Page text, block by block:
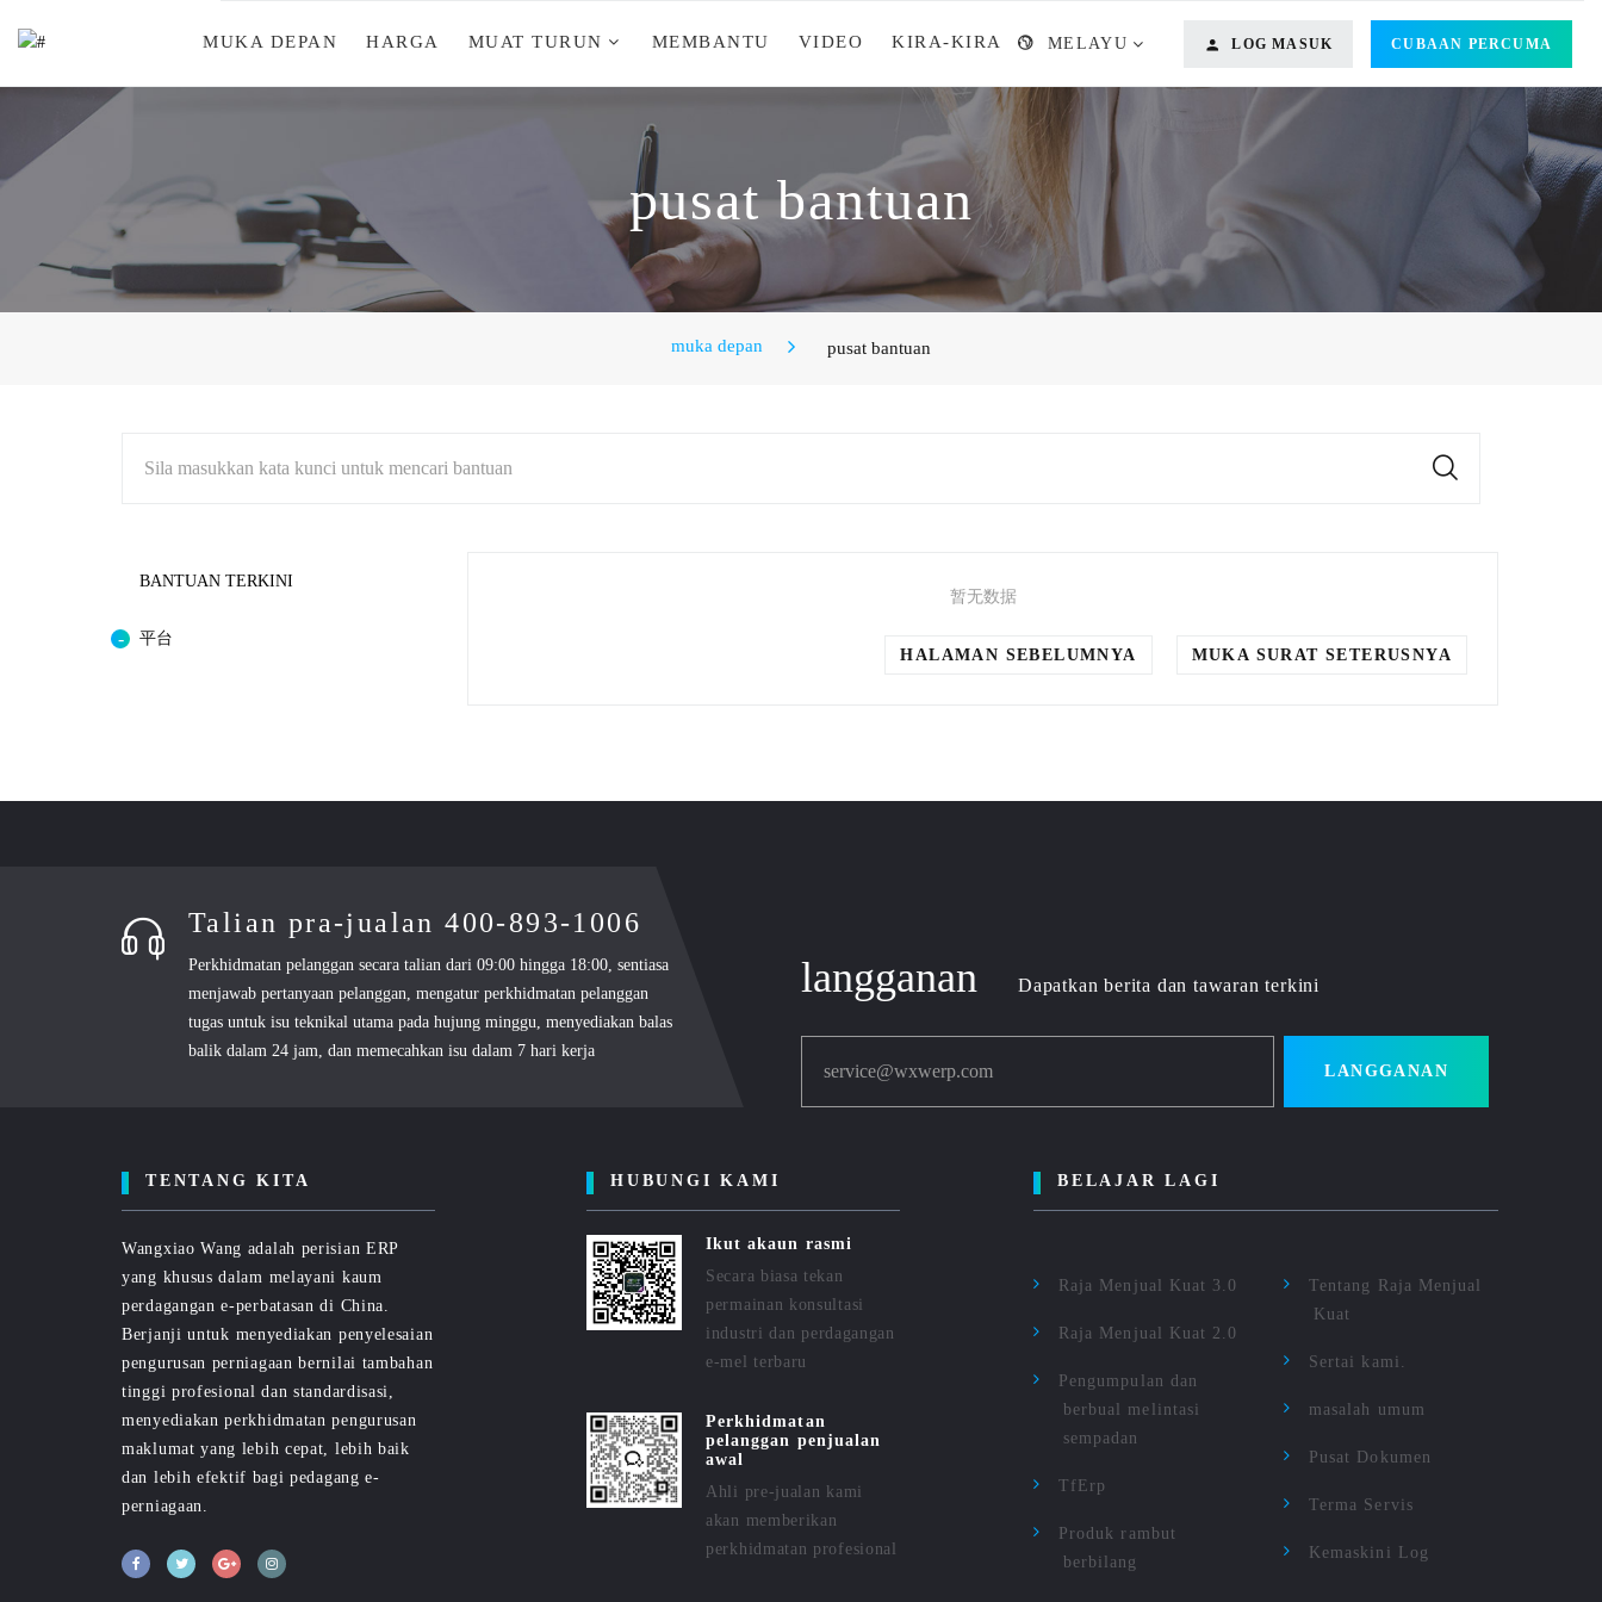
MELAYU LOG MASUK CUBAAN PERCUMA
MUKA DEPAN HARGA MUAT TURUN MEMBANTU VIDEO KIRA-KIRA
pusat bantuan
muka depan pusat bantuan
Sila masukkan kata kunci untuk mencari bantuan
BANTUAN TERKINI
平台
暂无数据
HALAMAN SEBELUMNYA MUKA SURAT SETERUSNYA
Talian pra-jualan 400-893-1006
Perkhidmatan pelanggan secara talian dari 09:00 hingga 18:00, sentiasa
menjawab pertanyaan pelanggan, mengatur perkhidmatan pelanggan
tugas untuk isu teknikal utama pada hujung minggu, menyediakan balas
balik dalam 24 jam, dan memecahkan isu dalam 7 hari kerja
langganan Dapatkan berita dan tawaran terkini
service@wxwerp.com LANGGANAN
TENTANG KITA
Wangxiao Wang adalah perisian ERP
yang khusus dalam melayani kaum
perdagangan e-perbatasan di China.
Berjanji untuk menyediakan penyelesaian
pengurusan perniagaan bernilai tambahan
tinggi profesional dan standardisasi,
menyediakan perkhidmatan pengurusan
maklumat yang lebih cepat, lebih baik
dan lebih efektif bagi pedagang e-
perniagaan.
HUBUNGI KAMI
Ikut akaun rasmi
Secara biasa tekan
permainan konsultasi
industri dan perdagangan
e-mel terbaru
Perkhidmatan
pelanggan penjualan
awal
Ahli pre-jualan kami
akan memberikan
perkhidmatan profesional
BELAJAR LAGI
Raja Menjual Kuat 3.0
Raja Menjual Kuat 2.0
Pengumpulan dan
berbual melintasi
sempadan
TfErp
Produk rambut
berbilang
Tentang Raja Menjual
Kuat
Sertai kami.
masalah umum
Pusat Dokumen
Terma Servis
Kemaskini Log